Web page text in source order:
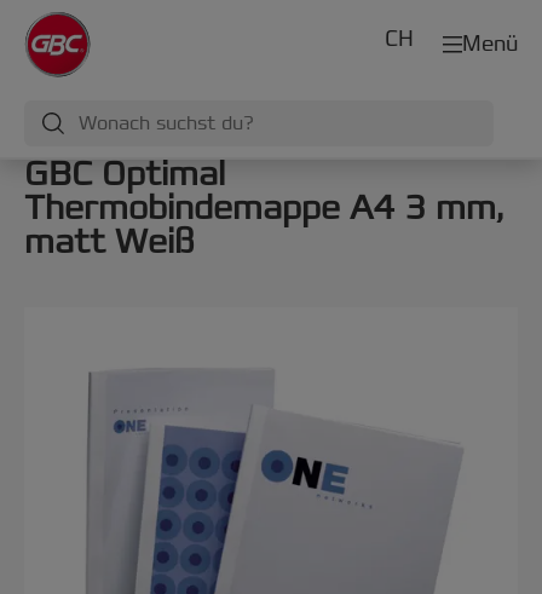
Menü
CH
GBC Optimal
Thermobindemappe A4 3 mm,
matt Weiß